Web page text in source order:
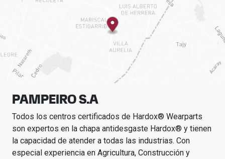
PAMPEIRO S.A
Todos los centros certificados de Hardox® Wearparts
son expertos en la chapa antidesgaste Hardox® y tienen
la capacidad de atender a todas las industrias. Con
especial experiencia en Agricultura, Construcción y